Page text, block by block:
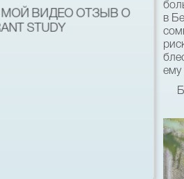
МОЙ ВИДЕО ОТЗЫВ О
STUDY
в
ему
со